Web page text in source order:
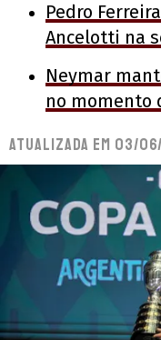
Pedro
Ancelotti na
Neymar
no momento
Atualizada em 03/